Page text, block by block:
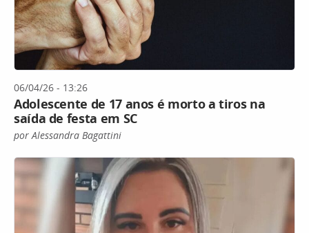
06/04/26 - 13:26
Adolescente de 17 anos é morto a tiros na
saída de festa em SC
por Alessandra Bagattini